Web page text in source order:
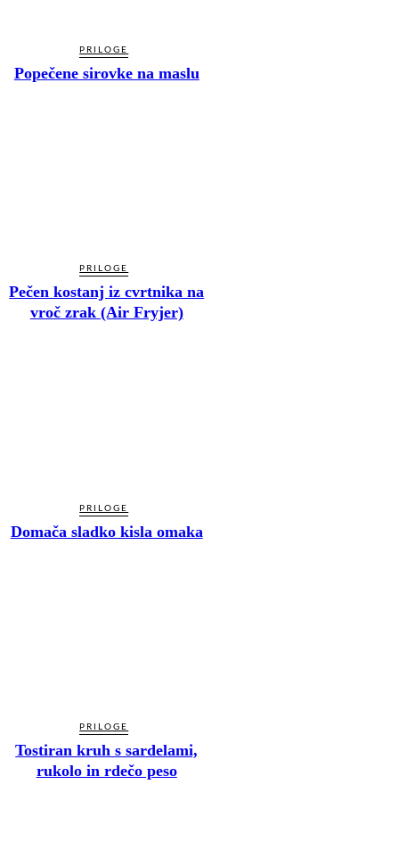
PRILOGE
Popečene sirovke na maslu
PRILOGE
Pečen kostanj iz cvrtnika na
vroč zrak (Air Fryjer)
PRILOGE
Domača sladko kisla omaka
PRILOGE
Tostiran kruh s sardelami,
rukolo in rdečo peso